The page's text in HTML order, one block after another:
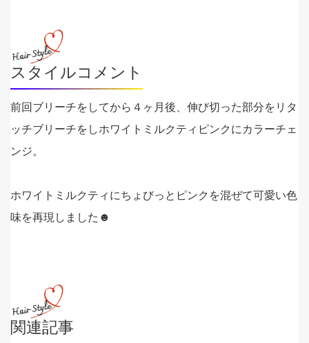
スタイルコメント
前回ブリーチをしてから４ヶ月後、伸び切った部分をリタ
ッチブリーチをしホワイトミルクティピンクにカラーチェ
ンジ。
ホワイトミルクティにちょびっとピンクを混ぜて可愛い色
味を再現しました☻
関連記事